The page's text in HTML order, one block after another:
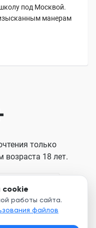
cookie
работы сайта.
файлов
под Москвой.
манерам
только
возраста 18 лет.
условия